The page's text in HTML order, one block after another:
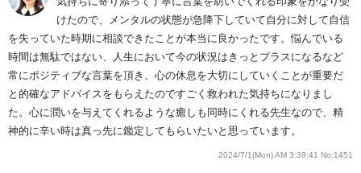
けたので、メンタルの状態が急降下していて自分に対して自信
を失っていた時期に相談できたことが本当に良かったです。悩んでいる
時間は無駄ではない、人生において今の状況はきっとプラスになるなど
常にポジティブな言葉を頂き、心の休息を大切にしていくことが重要だ
と的確なアドバイスをもらえたのですごく救われた気持ちになりまし
た。心に潤いを与えてくれるような癒しも同時にくれる先生なので、精
神的に辛い時は真っ先に鑑定してもらいたいと思っています。
2024/7/1(Mon) AM 3:39:41 No:1451